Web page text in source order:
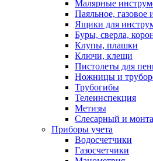
Малярные
Паяльное, газовое
Ящики для
Буры, сверла,
Клупы, плашки
Ключи, клещи
Пистолеты для
Ножницы и
Трубогибы
Телеинспекция
Метизы
Слесарный и
Приборы учета
Водосчетчики
Газосчетчики